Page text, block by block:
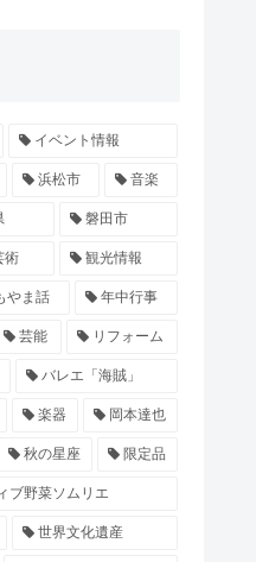
イベント情報
浜松市 音楽
磐田市
術 観光情報
やま話 年中行事
芸能 リフォーム
バレエ「海賊」
楽器 岡本達也
秋の星座 限定品
ブ野菜ソムリエ
世界文化遺産